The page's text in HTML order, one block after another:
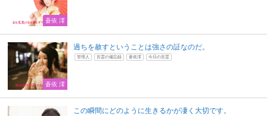
蒼依 澪
蒼依 澪
過ちを赦すということは強さの証なのだ。
管理人 言霊の備忘録 蒼依澪 今日の言霊
この瞬間にどのように生きるかが凄く大切です。